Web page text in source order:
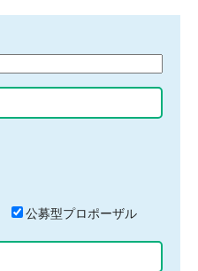
公募型プロポーザル